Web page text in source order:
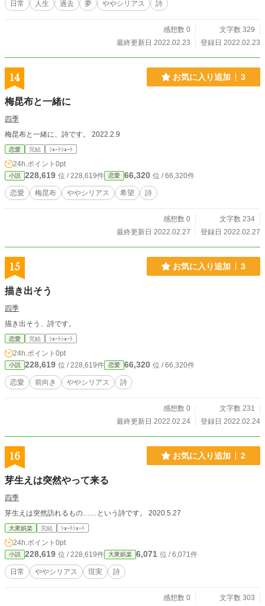
日常 人生 過去 夢 ややシリアス 詩
感想数 0
文字数 329
最終更新日 2022.02.23
登録日 2022.02.23
14 お気に入り追加 3
梅昆布と一緒に
四季
梅昆布と一緒に、詩です。 2022.2.9
恋愛 完結 ｼｮｰﾄｼｮｰﾄ
24h.ポイント 0pt
小説 228,619 位 / 228,619件 恋愛 66,320 位 / 66,320件
恋愛 梅昆布 ややシリアス 希望 詩
感想数 0
文字数 234
最終更新日 2022.02.27
登録日 2022.02.27
15 お気に入り追加 3
描き出そう
四季
描き出そう、詩です。
恋愛 完結 ｼｮｰﾄｼｮｰﾄ
24h.ポイント 0pt
小説 228,619 位 / 228,619件 恋愛 66,320 位 / 66,320件
恋愛 前向き ややシリアス 詩
感想数 0
文字数 231
最終更新日 2022.02.24
登録日 2022.02.24
16 お気に入り追加 2
芽生えは突然やって来る
四季
芽生えは突然訪れるもの……という詩です。 2020.5.27
大衆娯楽 完結 ｼｮｰﾄｼｮｰﾄ
24h.ポイント 0pt
小説 228,619 位 / 228,619件 大衆娯楽 6,071 位 / 6,071件
日常 ややシリアス 現実 詩
感想数 0
文字数 303